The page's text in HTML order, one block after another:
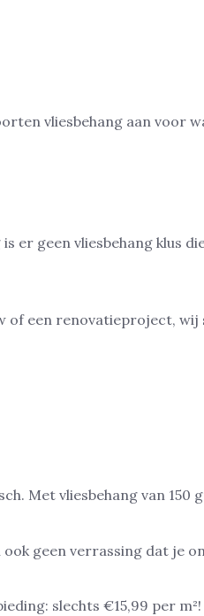
of een renovatieproject,
Met vliesbehang van
geen verrassing dat je
slechts €15,99 per m²!